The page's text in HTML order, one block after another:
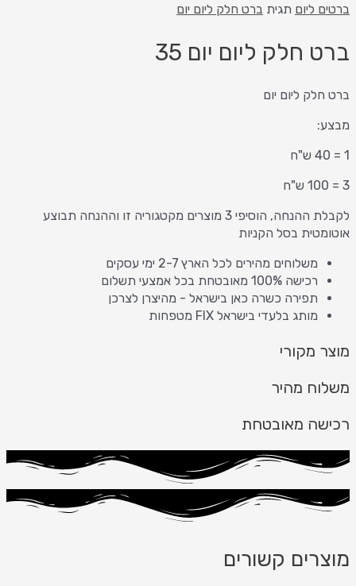
ברטים ליום תגית ברט חלק ליום יום
ברט חלק ליום יום 35
ברט חלק ליום יום
מבצע:
1 = 40 ש"ח
3 = 100 ש"ח
לקבלת ההנחה, הוסיפי 3 מוצרים מקטגוריה זו וההנחה תבוצע
אוטומטית בסל הקניות
משלוחים מהירים לכל הארץ 2-7 ימי עסקים
רכישה 100% מאובטחת בכל אמצעי תשלום
תפירה כשרה כאן בישראל - מהיצרן לצרכן
מותג בלעדי בישראל FIX מטפחות
מוצר מקורי
משלוח מהיר
רכישה מאובטחת
מוצרים קשורים